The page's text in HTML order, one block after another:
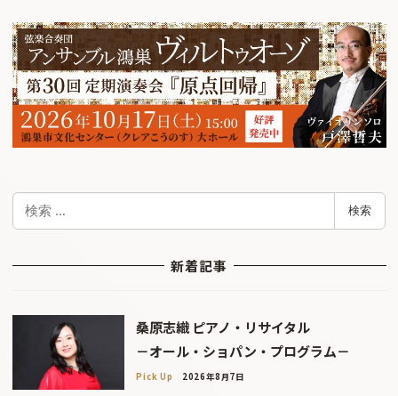
検
検索
新着記事
桑原志織 ピアノ・リサイタル
－オール・ショパン・プログラム－
Pick Up 2026年8月7日